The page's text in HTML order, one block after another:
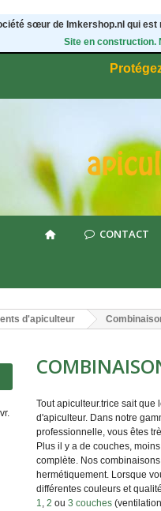
sœur de Imkershop.nl qui est
Site en construction.
CONTACT
d'apiculteur
Tout apiculteur.trice sait que
d'apiculteur. Dans notre
professionnelle, vous êtes
Plus il y a de couches,
complète. Nos
hermétiquement. Lorsque
différentes couleurs et
1, 2 ou 3 couches